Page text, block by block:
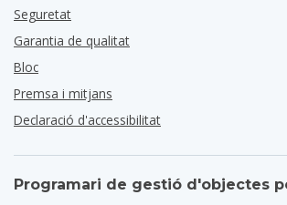
Seguretat
Garantia de qualitat
Bloc
Premsa i mitjans
Declaració d'accessibilitat
Programari de gestió d'objectes